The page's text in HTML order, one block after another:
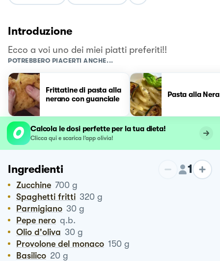
Introduzione
Ecco a voi uno dei miei piatti preferiti!!
POTREBBERO PIACERTI ANCHE...
Frittatine di pasta alla
nerano con guanciale
Pasta alla
Calcola le dosi perfette per la tua dieta!
Clicca qui e scarica l’app olivia!
Ingredienti 1
Zucchine 700 g
Spaghetti fritti 320 g
Parmigiano 30 g
Pepe nero q.b.
Olio d'oliva 30 g
Provolone del monaco 150 g
Basilico 20 g